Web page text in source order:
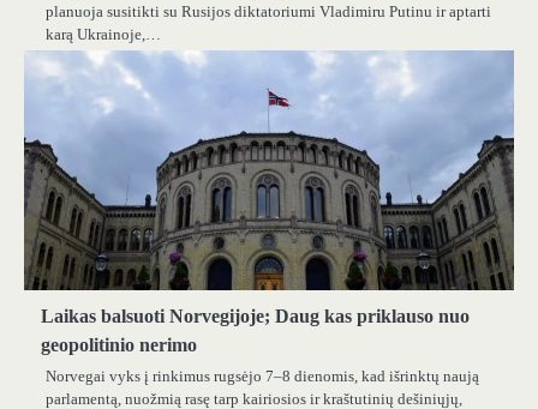
planuoja susitikti su Rusijos diktatoriumi Vladimiru Putinu ir aptarti
karą Ukrainoje,…
Laikas balsuoti Norvegijoje; Daug kas priklauso nuo
geopolitinio nerimo
Norvegai vyks į rinkimus rugsėjo 7–8 dienomis, kad išrinktų naują
parlamentą, nuožmią rasę tarp kairiosios ir kraštutinių dešiniųjų,